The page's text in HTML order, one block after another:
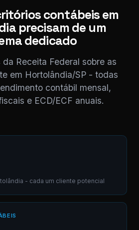
(Ctrl+Enter para
contábeis em
precisam de um
dedicado
Receita Federal sobre as
em Hortolândia/SP - todas
contábil mensal,
e ECD/ECF anuais.
- cada um cliente potencial